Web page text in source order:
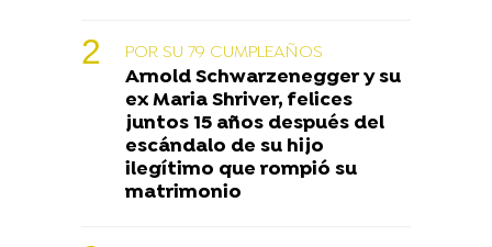
POR SU 79 CUMPLEAÑOS
Arnold Schwarzenegger y su
ex Maria Shriver, felices
juntos 15 años después del
escándalo de su hijo
ilegítimo que rompió su
matrimonio